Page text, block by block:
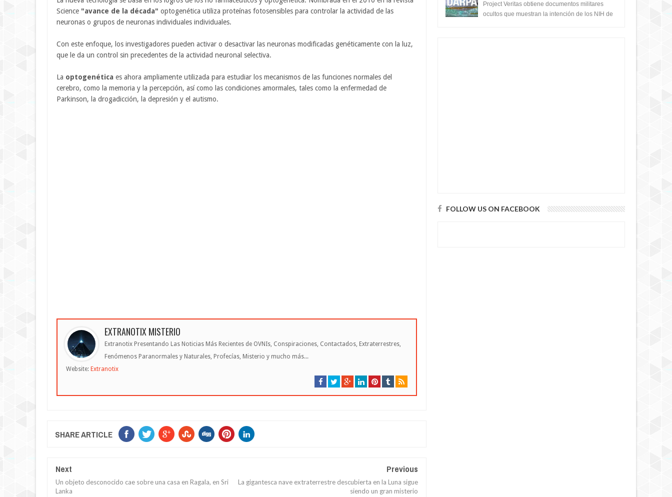
Science "avance de la década" optogenética utiliza proteínas fotosensibles para controlar la actividad de las
neuronas o grupos de neuronas individuales individuales.
Con este enfoque, los investigadores pueden activar o desactivar las neuronas modificadas genéticamente con la luz,
que le da un control sin precedentes de la actividad neuronal selectiva.
La optogenética es ahora ampliamente utilizada para estudiar los mecanismos de las funciones normales del
cerebro, como la memoria y la percepción, así como las condiciones amormales, tales como la enfermedad de
Parkinson, la drogadicción, la depresión y el autismo.
EXTRANOTIX MISTERIO
Extranotix Presentando Las Noticias Más Recientes de OVNIs, Conspiraciones, Contactados, Extraterrestres,
Fenómenos Paranormales y Naturales, Profecías, Misterio y mucho más...
Website: Extranotix
SHARE ARTICLE
Next
Un objeto desconocido cae sobre una casa en Ragala, en Sri
Lanka
Previous
La gigantesca nave extraterrestre descubierta en la Luna sigue
siendo un gran misterio
que muestran la intención de los NIH de
crear el SARS-CoV-2, utilizando la
Project Veritas obtiene documentos militares
ocultos que muestran la intención de los NIH de
FOLLOW US ON FACEBOOK